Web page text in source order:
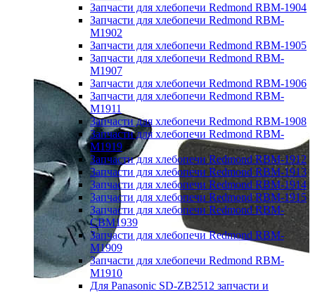
Запчасти для хлебопечи Redmond RBM-1904
Запчасти для хлебопечи Redmond RBM-
M1902
Запчасти для хлебопечи Redmond RBM-1905
Запчасти для хлебопечи Redmond RBM-
M1907
Запчасти для хлебопечи Redmond RBM-1906
Запчасти для хлебопечи Redmond RBM-
M1911
Запчасти для хлебопечи Redmond RBM-1908
Запчасти для хлебопечи Redmond RBM-
M1919
Запчасти для хлебопечи Redmond RBM-1912
Запчасти для хлебопечи Redmond RBM-1913
Запчасти для хлебопечи Redmond RBM-1914
Запчасти для хлебопечи Redmond RBM-1915
Запчасти для хлебопечи Redmond RBM-
CBM1939
Запчасти для хлебопечи Redmond RBM-
M1909
Запчасти для хлебопечи Redmond RBM-
M1910
Для Panasonic SD-ZB2512 запчасти и